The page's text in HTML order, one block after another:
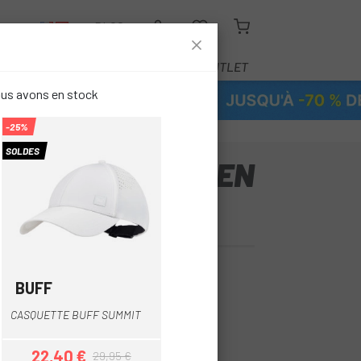
BLOG
OUTLET
OAKLEY BARK EN
Vert Foncé
avons en stock
-25%
SOLDES
BUFF
CASQUETTE BUFF SUMMIT
22,40 € 29,95 €